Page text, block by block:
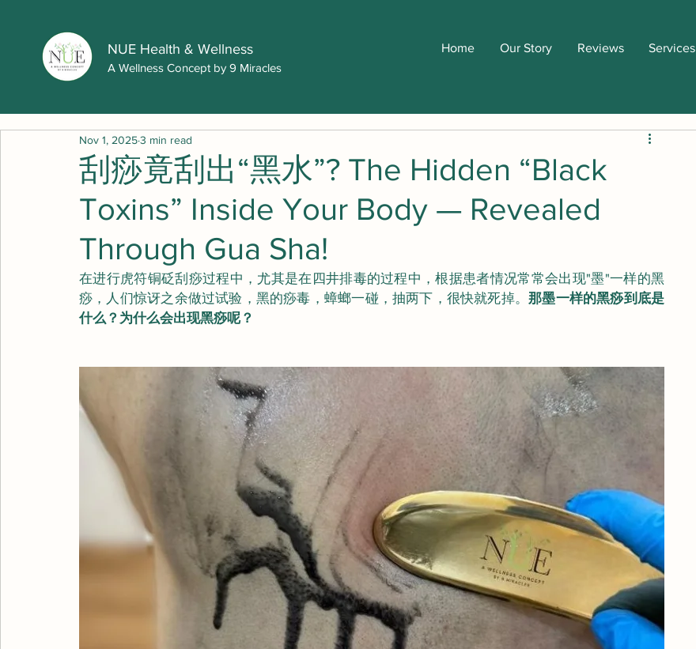
NUE Health & Wellness
A Wellness Concept by 9 Miracles
Home Our Story Reviews Services
刮痧竟刮出“黑水”? The Hidden “Black
Toxins” Inside Your Body — Revealed
Through Gua Sha!
Nov 1, 20253 min read
在进行虎符铜砭刮痧过程中，尤其是在四井排毒的过程中，根据患者情况常常会出现"墨"一样的黑
痧，人们惊讶之余做过试验，黑的痧毒，蟑螂一碰，抽两下，很快就死掉。那墨一样的黑痧到底是
什么？为什么会出现黑痧呢？